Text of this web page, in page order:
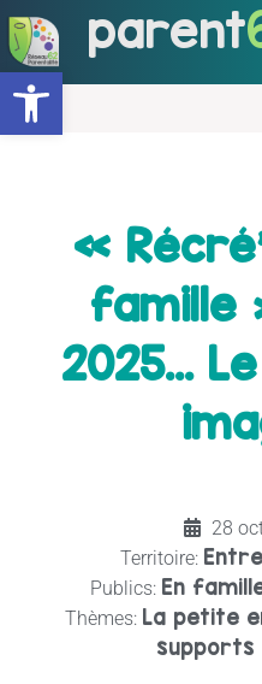
Ouvrir la barre d’outils
parent
«
famille
2025…
28
Territoire:
Publics: En
Thèmes: La petite
supports